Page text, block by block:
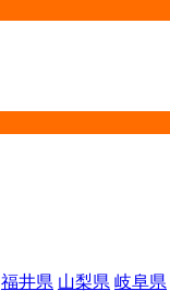
福井県 山梨県 岐阜県